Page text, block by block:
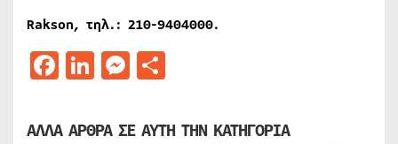
Rakson, τηλ.: 210-9404000.
Facebook
LinkedIn
Messenger
ΑΛΛΑ ΑΡΘΡΑ ΣΕ ΑΥΤΗ ΤΗΝ ΚΑΤΗΓΟΡΙΑ